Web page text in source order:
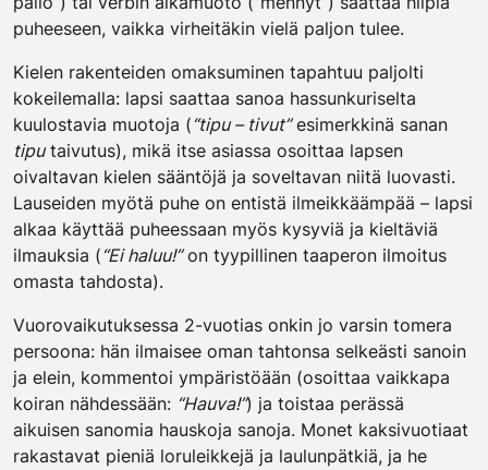
puheeseen, vaikka virheitäkin vielä paljon tulee.
Kielen rakenteiden omaksuminen tapahtuu paljolti
kokeilemalla: lapsi saattaa sanoa hassunkuriselta
kuulostavia muotoja (“tipu – tivut”esimerkkinä sanan
tiputaivutus), mikä itse asiassa osoittaa lapsen
oivaltavan kielen sääntöjä ja soveltavan niitä luovasti.
Lauseiden myötä puhe on entistä ilmeikkäämpää – lapsi
alkaa käyttää puheessaan myös kysyviä ja kieltäviä
ilmauksia (“Ei haluu!”on tyypillinen taaperon ilmoitus
omasta tahdosta).
Vuorovaikutuksessa 2-vuotias onkin jo varsin tomera
persoona: hän ilmaisee oman tahtonsa selkeästi sanoin
ja elein, kommentoi ympäristöään (osoittaa vaikkapa
koiran nähdessään: “Hauva!”) ja toistaa perässä
aikuisen sanomia hauskoja sanoja. Monet kaksivuotiaat
rakastavat pieniä loruleikkejä ja laulunpätkiä, ja he